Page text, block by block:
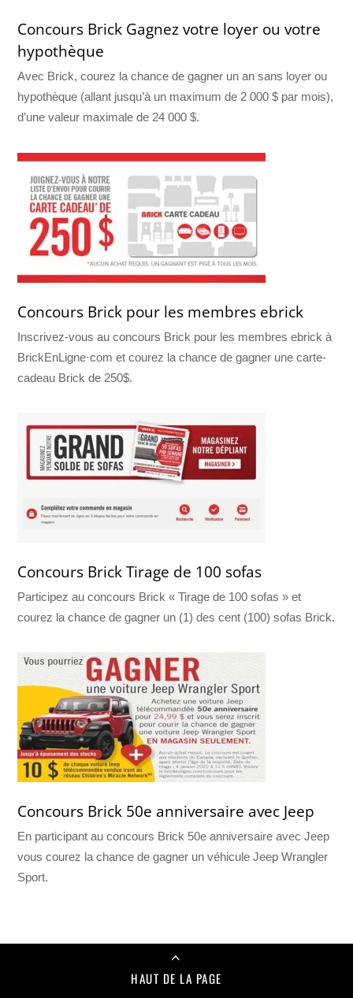
Concours Brick Gagnez votre loyer ou votre
hypothèque
Avec Brick, courez la chance de gagner un an sans loyer ou
hypothèque (allant jusqu’à un maximum de 2 000 $ par mois),
d’une valeur maximale de 24 000 $.
Concours Brick pour les membres ebrick
Inscrivez-vous au concours Brick pour les membres ebrick à
BrickEnLigne·com et courez la chance de gagner une carte-
cadeau Brick de 250$.
Concours Brick Tirage de 100 sofas
Participez au concours Brick « Tirage de 100 sofas » et
courez la chance de gagner un (1) des cent (100) sofas Brick.
Concours Brick 50e anniversaire avec Jeep
En participant au concours Brick 50e anniversaire avec Jeep
vous courez la chance de gagner un véhicule Jeep Wrangler
Sport.
HAUT DE LA PAGE